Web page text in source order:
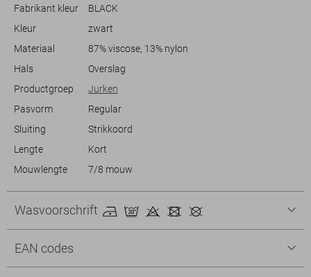
van Jacqueline de Yong toe aan je voorjaarsgarderobe en geniet van
De totale lengte is 88 cm bij maat S.
Fabrikant kleur
BLACK
Kleur
zwart
Materiaal
87% viscose, 13% nylon
Hals
Overslag
Productgroep
Jurken
Pasvorm
Regular
Sluiting
Strikkoord
Lengte
Kort
Mouwlengte
7/8 mouw
Wasvoorschrift
EAN codes